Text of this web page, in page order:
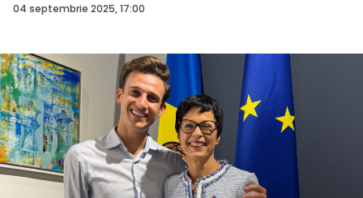
04 septembrie 2025, 17:00